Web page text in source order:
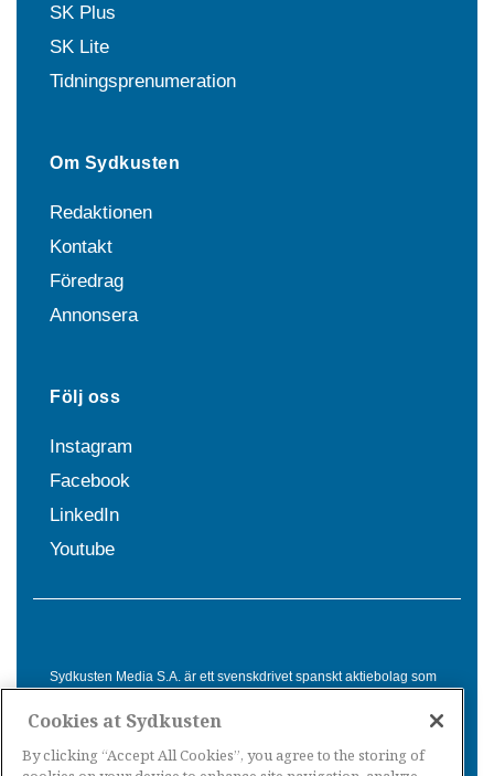
SK Plus
SK Lite
Tidningsprenumeration
Om Sydkusten
Redaktionen
Kontakt
Föredrag
Annonsera
Följ oss
Instagram
Facebook
LinkedIn
Youtube
Sydkusten Media S.A. är ett svenskdrivet spanskt aktiebolag som
Spanien. Genom nyhetsbevakning av hela Spanien, med bas på
informationsförmedling för svenskar i Spanien.
Cookies at Sydkusten
By clicking “Accept All Cookies”, you agree to the storing of